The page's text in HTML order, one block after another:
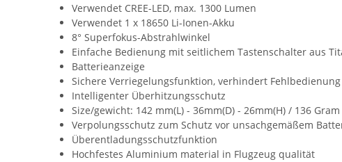
Verwendet CREE-LED, max. 1300 Lumen
Verwendet 1 x 18650 Li-Ionen-Akku
8° Superfokus-Abstrahlwinkel
Einfache Bedienung mit seitlichem Tastenschalter aus
Batterieanzeige
Sichere Verriegelungsfunktion, verhindert Fehlbedienung
Intelligenter Überhitzungsschutz
Size/gewicht: 142 mm(L) - 36mm(D) - 26mm(H) / 136
Verpolungsschutz zum Schutz vor unsachgemäßem
Überentladungsschutzfunktion
Hochfestes Aluminium material in Flugzeug qualität